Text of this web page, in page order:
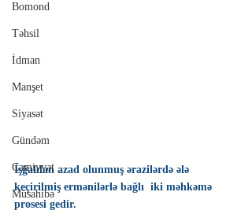
Bomond
Təhsil
İdman
Manşet
Siyasət
Gündəm
Cəmiyyət
Müsahibə
İşğaldan azad olunmuş ərazilərdə ələ
keçirilmiş ermənilərlə bağlı  iki məhkəmə
prosesi gedir.